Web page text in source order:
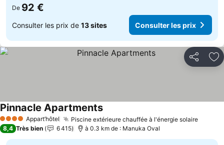
De 92 €
Consulter les prix de 13 sites Consulter les prix
Partager
4 Étoiles Appart’hôtel Piscine extérieure chauffée à l'énergie solaire
Pinnacle Apartments
8,4 Très bien 6 415 à 0.3 km de : Manuka Oval